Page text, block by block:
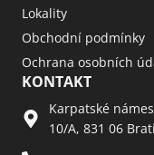
Lokality
Obchodní podmínky
Ochrana osobních
KONTAKT
Karpatské
10/A, 831 06